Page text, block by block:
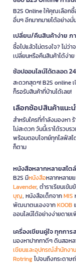
B2S Online ให้คุณเลือกซื้
อื่นๆ อีกมากมายได้อย่าง
เปลี่ยน/คืนสินค้าง่าย ภา
ซื้อไปแล้วไม่ตรงใจ? ไม่
เปลี่ยนหรือคืนสินค้าได้ง่า
ช้อปออนไลน์ได้ตลอด
สะดวกสุดๆ! B2S online
ก็รอรับสินค้าที่บ้านได้เลย!
เลือกช้อปสินค้าแนะ
สำหรับใครที่กำลังมองหา
ไม่สะดวก วันนี้เราได้รวบ
พร้อมตอบโจทย์ทุกไลฟ์สไ
ก็ตาม
หนังสือหลากหลายสไตล์
B2S มีหนังสือหลากหลาย
Lavender, ตำราเรียนเข้ม
บุญ, หนังสือเด็กจากMIS
พัฒนาตนเองจากKOOB
ออนไลน์ได้อย่างง่ายดาย
เครื่องเขียนคู่ใจ ทุกกา
มองหาปากกาดีๆ ดินสอห
เขียนและอุปกรณ์สำนักงาน
Rotringไปจนถึงกระดาษ